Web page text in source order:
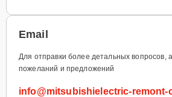
Email
Для отправки более детальных вопросов,
пожеланий и предложений
info@mitsubishielectric-remont-